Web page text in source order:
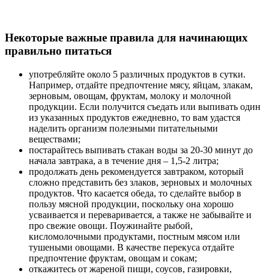
Некоторые важные правила для начинающих
правильно питаться
употребляйте около 5 различных продуктов в сутки.
Например, отдайте предпочтение мясу, яйцам, злакам,
зерновым, овощам, фруктам, молоку и молочной
продукции. Если получится съедать или выпивать один
из указанных продуктов ежедневно, то вам удастся
наделить организм полезными питательными
веществами;
постарайтесь выпивать стакан воды за 20-30 минут до
начала завтрака, а в течение дня – 1,5-2 литра;
продолжать день рекомендуется завтраком, который
сложно представить без злаков, зерновых и молочных
продуктов. Что касается обеда, то сделайте выбор в
пользу мясной продукции, поскольку она хорошо
усваивается и переваривается, а также не забывайте и
про свежие овощи. Поужинайте рыбой,
кисломолочными продуктами, постным мясом или
тушеными овощами. В качестве перекуса отдайте
предпочтение фруктам, овощам и сокам;
откажитесь от жареной пищи, соусов, газировки,